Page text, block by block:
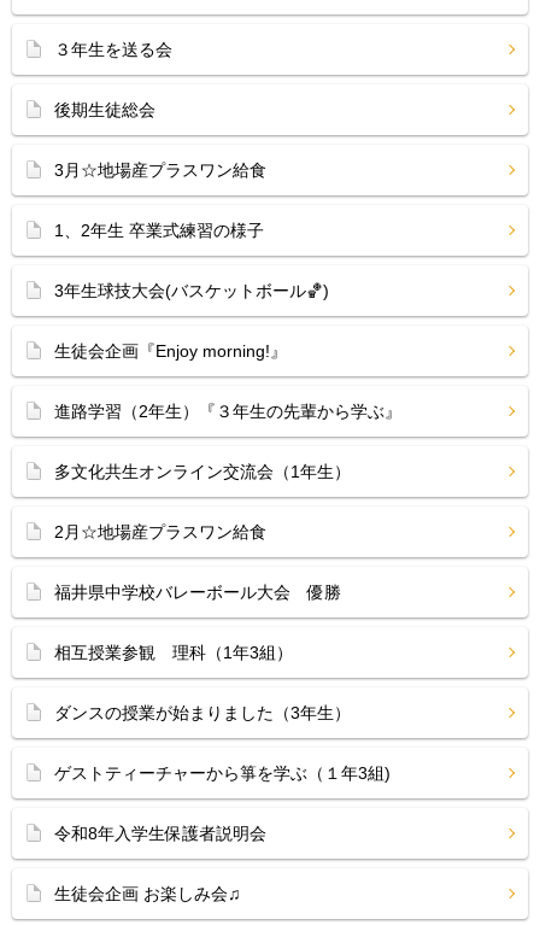
３年生を送る会
後期生徒総会
3月☆地場産プラスワン給食
1、2年生 卒業式練習の様子
3年生球技大会(バスケットボール🏀)
生徒会企画『Enjoy morning!』
進路学習（2年生）『３年生の先輩から学ぶ』
多文化共生オンライン交流会（1年生）
2月☆地場産プラスワン給食
福井県中学校バレーボール大会 優勝
相互授業参観 理科（1年3組）
ダンスの授業が始まりました（3年生）
ゲストティーチャーから箏を学ぶ（１年3組)
令和8年入学生保護者説明会
生徒会企画 お楽しみ会♫